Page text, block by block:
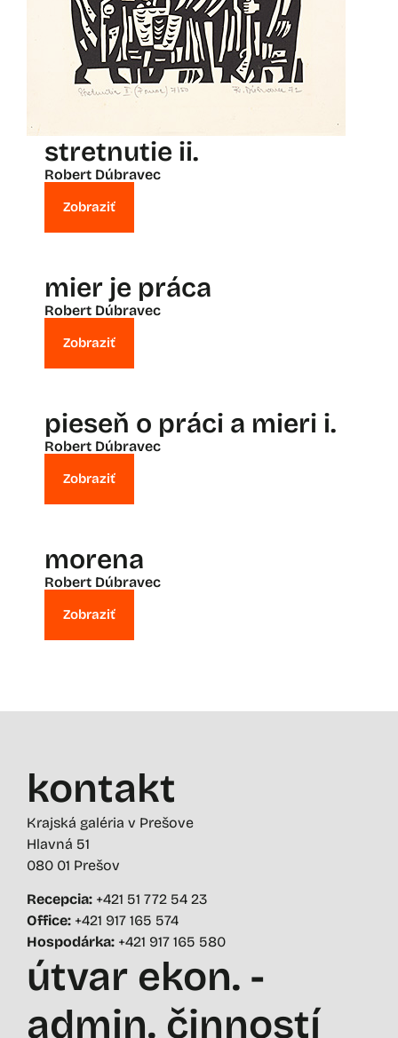
stretnutie ii.
Robert Dúbravec
Zobraziť
mier je práca
Robert Dúbravec
Zobraziť
pieseň o práci a mieri i.
Robert Dúbravec
Zobraziť
morena
Robert Dúbravec
Zobraziť
kontakt
Krajská galéria v Prešove
Hlavná 51
080 01 Prešov
Recepcia: +421 51 772 54 23
Office: +421 917 165 574
Hospodárka: +421 917 165 580
útvar ekon. -
admin. činností